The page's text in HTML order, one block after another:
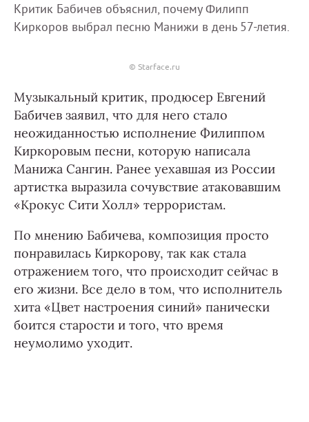
Критик Бабичев объяснил, почему Филипп
Киркоров выбрал песню Манижи в день 57-летия.
© Starface.ru
Музыкальный критик, продюсер Евгений
Бабичев заявил, что для него стало
неожиданностью исполнение Филиппом
Киркоровым песни, которую написала
Манижа Сангин. Ранее уехавшая из России
артистка выразила сочувствие атаковавшим
«Крокус Сити Холл» террористам.
По мнению Бабичева, композиция просто
понравилась Киркорову, так как стала
отражением того, что происходит сейчас в
его жизни. Все дело в том, что исполнитель
хита «Цвет настроения синий» панически
боится старости и того, что время
неумолимо уходит.